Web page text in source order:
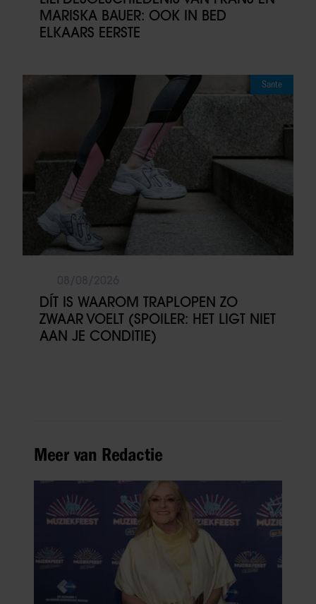
MARISKA BAUER: OOK IN BED
ELKAARS EERSTE
Sante
DÍT IS WAAROM TRAPLOPEN ZO
ZWAAR VOELT (SPOILER: HET LIGT NIET
AAN JE CONDITIE)
Meer van Redactie